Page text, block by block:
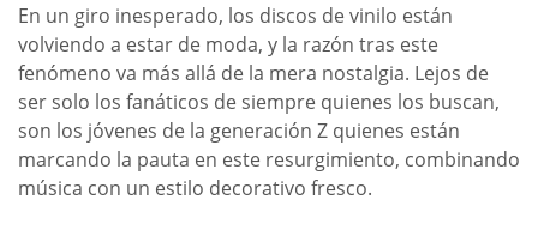
En un giro inesperado, los discos de vinilo están
volviendo a estar de moda, y la razón tras este
fenómeno va más allá de la mera nostalgia. Lejos de
ser solo los fanáticos de siempre quienes los buscan,
son los jóvenes de la generación Z quienes están
marcando la pauta en este resurgimiento, combinando
música con un estilo decorativo fresco.